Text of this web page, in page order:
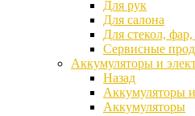
Для рук
Для салона
Для стекол, фар,
Сервисные
Аккумуляторы и
Назад
Аккумуляторы
Аккумуляторы